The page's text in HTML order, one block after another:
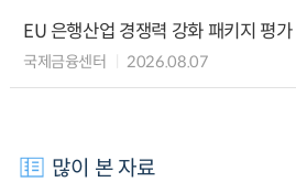
EU 은행산업 경쟁력 강화 패키지 평가
국제금융센터 2026.08.07
많이 본 자료